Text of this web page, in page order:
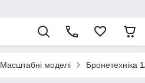
Масштабні моделі Бронетехніка